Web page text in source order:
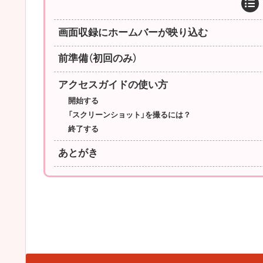
画面収録にホームバーが映り込む
前準備（初回のみ）
アクセスガイドの使い方
開始する
「スクリーンショット」を撮るには？
終了する
あとがき